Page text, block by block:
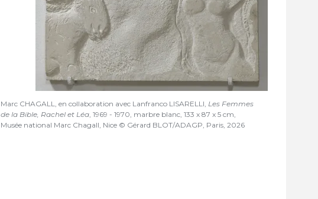
Marc CHAGALL, en collaboration avec Lanfranco LISARELLI, Les Femmes
de la Bible, Rachel et Léa, 1969 - 1970, marbre blanc, 133 x 87 x 5 cm,
Musée national Marc Chagall, Nice © Gérard BLOT/ADAGP, Paris, 2026